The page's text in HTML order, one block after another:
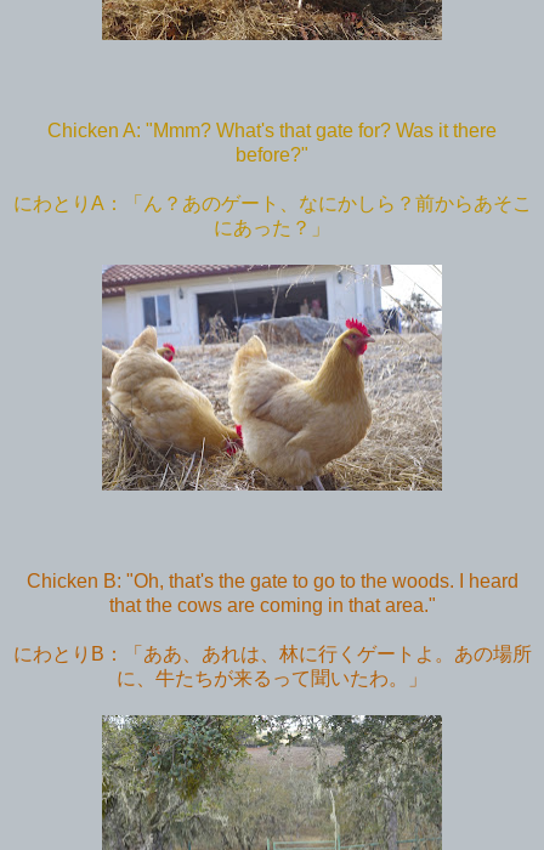
Chicken A: "Mmm? What's that gate for? Was it there
before?"
にわとりA：「ん？あのゲート、なにかしら？前からあそこ
にあった？」
Chicken B: "Oh, that's the gate to go to the woods. I heard
that the cows are coming in that area."
にわとりB：「ああ、あれは、林に行くゲートよ。あの場所
に、牛たちが来るって聞いたわ。」